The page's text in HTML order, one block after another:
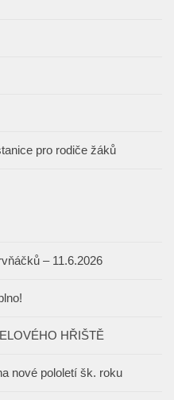
pro rodiče žáků
– 11.6.2026
HŘIŠTĚ
nové pololetí šk. roku